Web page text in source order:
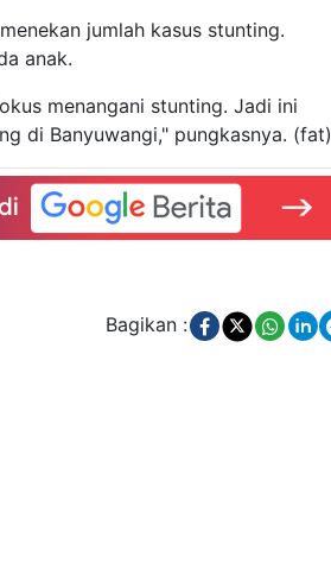
jumlah kasus stunting.
anak.
menangani stunting. Jadi ini
di Banyuwangi," pungkasnya. (fat)
Bagikan :